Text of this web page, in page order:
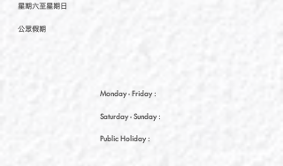
星期六至星期日
公眾假期
Monday - Friday :
Saturday- Sunday :
Public Holiday :